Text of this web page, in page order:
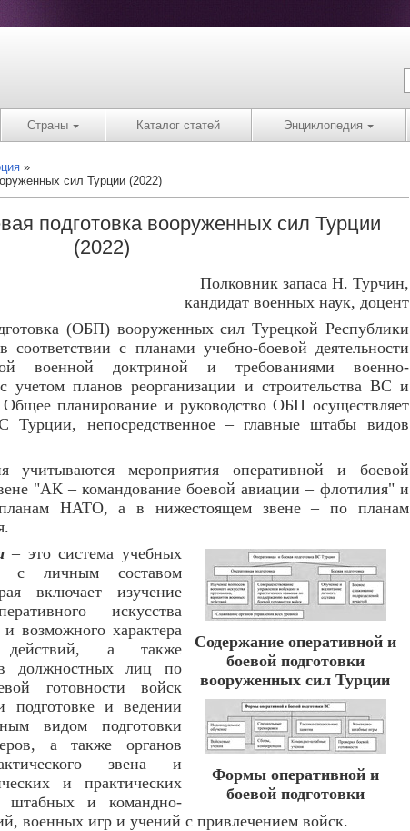
Страны Каталог статей Энциклопедия
сил Турции (2022)
подготовка вооруженных сил Турции
(2022)
Полковник запаса Н. Турчин,
кандидат военных наук, доцент
(ОБП) вооруженных сил Турецкой Республики
соответствии с планами учебно-боевой деятельности
военной доктриной и требованиями военно-
учетом планов реорганизации и строительства ВС и
планирование и руководство ОБП осуществляет
непосредственное – главные штабы видов
учитываются мероприятия оперативной и боевой
"АК – командование боевой авиации – флотилия" и
НАТО, а в нижестоящем звене – по планам
Содержание оперативной и
боевой подготовки
вооруженных сил Турции
Формы оперативной и
боевой подготовки
– это система учебных
с личным составом
включает изучение
искусства
возможного характера
а также
должностных лиц по
готовности войск
и ведении
видом подготовки
а также органов
звена и
и практических
штабных и командно-
военных игр и учений с привлечением войск.